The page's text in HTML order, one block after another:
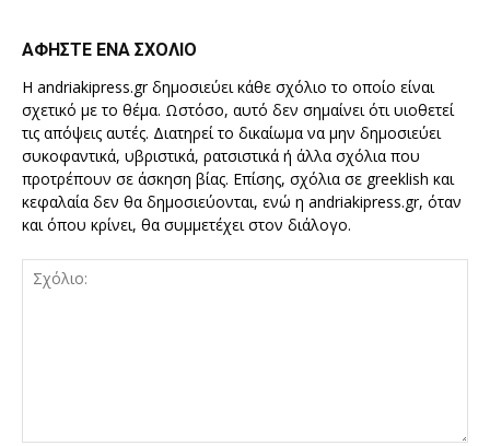
ΑΦΗΣΤΕ ΕΝΑ ΣΧΟΛΙΟ
Η andriakipress.gr δημοσιεύει κάθε σχόλιο το οποίο είναι
σχετικό με το θέμα. Ωστόσο, αυτό δεν σημαίνει ότι υιοθετεί
τις απόψεις αυτές. Διατηρεί το δικαίωμα να μην δημοσιεύει
συκοφαντικά, υβριστικά, ρατσιστικά ή άλλα σχόλια που
προτρέπουν σε άσκηση βίας. Επίσης, σχόλια σε greeklish και
κεφαλαία δεν θα δημοσιεύονται, ενώ η andriakipress.gr, όταν
και όπου κρίνει, θα συμμετέχει στον διάλογο.